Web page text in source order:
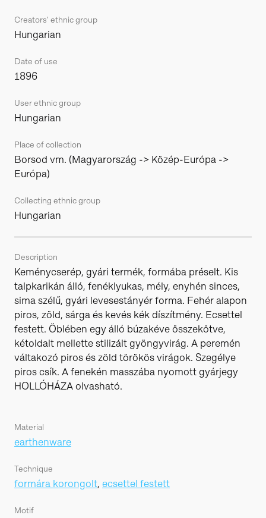
Creators' ethnic group
Hungarian
Date of use
1896
User ethnic group
Hungarian
Place of collection
Borsod vm. (Magyarország -> Közép-Európa ->
Európa)
Collecting ethnic group
Hungarian
Description
Keménycserép, gyári termék, formába préselt. Kis
talpkarikán álló, fenéklyukas, mély, enyhén sinces,
sima szélű, gyári levesestányér forma. Fehér alapon
piros, zöld, sárga és kevés kék díszítmény. Ecsettel
festett. Öblében egy álló búzakéve összekötve,
kétoldalt mellette stilizált gyöngyvirág. A peremén
váltakozó piros és zöld törökös virágok. Szegélye
piros csík. A fenekén masszába nyomott gyárjegy
HOLLÓHÁZA olvasható.
Material
earthenware
Technique
formára korongolt, ecsettel festett
Motif